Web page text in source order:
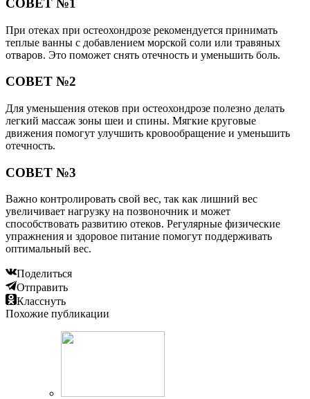
СОВЕТ №1
При отеках при остеохондрозе рекомендуется принимать
теплые ванны с добавлением морской соли или травяных
отваров. Это поможет снять отечность и уменьшить боль.
СОВЕТ №2
Для уменьшения отеков при остеохондрозе полезно делать
легкий массаж зоны шеи и спины. Мягкие круговые
движения помогут улучшить кровообращение и уменьшить
отечность.
СОВЕТ №3
Важно контролировать свой вес, так как лишний вес
увеличивает нагрузку на позвоночник и может
способствовать развитию отеков. Регулярные физические
упражнения и здоровое питание помогут поддерживать
оптимальный вес.
Поделиться
Отправить
Класснуть
Похожие публикации